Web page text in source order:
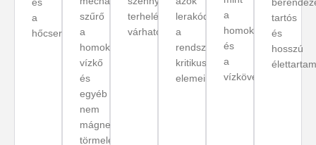
a
hőcserélőre.
szűrő
a
homok,
vízkő
és
egyéb
nem
mágneses
törmelék
terhelés
várható.
lerakódását
a
rendszer
kritikus
elemein.
a
homokot
és
a
vízkövet.
tartós
és
hosszú